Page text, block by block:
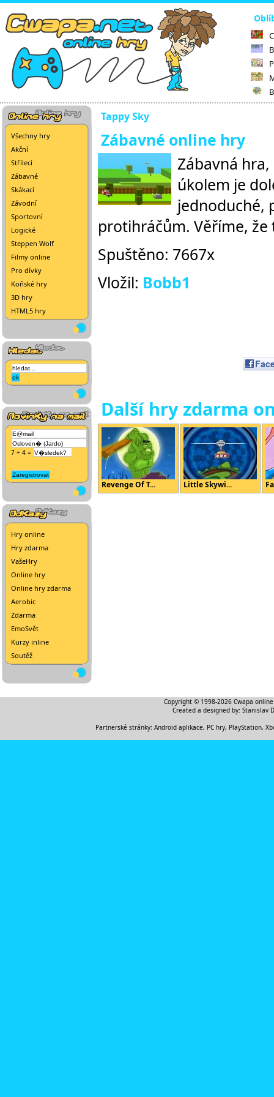
Všechny hry
Akční
Střílecí
Zábavné
Skákací
Závodní
Sportovní
Logické
Steppen Wolf
Filmy online
Pro dívky
Koňské hry
3D hry
HTML5 hry
7 + 4 =
Hry online
Hry zdarma
VašeHry
Online hry
Online hry zdarma
Aerobic
Zdarma
EmoSvět
Kurzy inline
Soutěž
Tappy Sky
Zábavné online hry
Zábavná
úkolem je
jednoduché,
protihráčům. Věříme, že
Spuštěno: 7667x
Vložil: Bobb1
Další hry zdarma
Revenge Of T... Little Skywi...
Copyright © 1998-2026 Cwapa
Created a designed by: Stanislav
Partnerské stránky: Android aplikace, PC hry, PlayStation,